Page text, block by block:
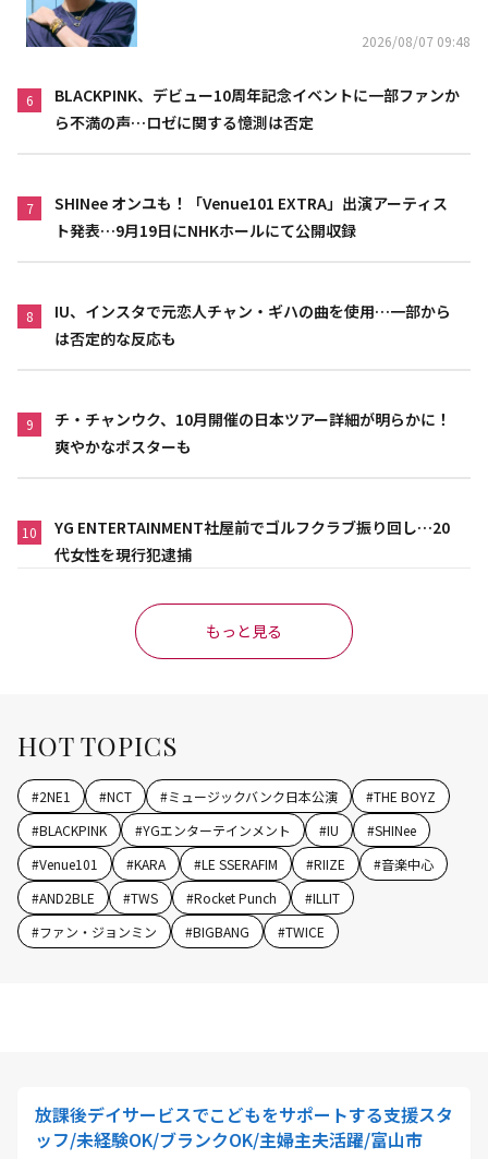
2026/08/07 09:48
6
BLACKPINK、デビュー10周年記念イベントに一部ファンか
ら不満の声…ロゼに関する憶測は否定
7
SHINee オンユも！「Venue101 EXTRA」出演アーティス
ト発表…9月19日にNHKホールにて公開収録
8
IU、インスタで元恋人チャン・ギハの曲を使用…一部から
は否定的な反応も
9
チ・チャンウク、10月開催の日本ツアー詳細が明らかに！
爽やかなポスターも
10
YG ENTERTAINMENT社屋前でゴルフクラブ振り回し…20
代女性を現行犯逮捕
もっと見る
HOT TOPICS
#2NE1 #NCT #ミュージックバンク日本公演 #THE BOYZ
#BLACKPINK #YGエンターテインメント #IU #SHINee
#Venue101 #KARA #LE SSERAFIM #RIIZE #音楽中心
#AND2BLE #TWS #Rocket Punch #ILLIT
#ファン・ジョンミン #BIGBANG #TWICE
放課後デイサービスでこどもをサポートする支援スタ
ッフ/未経験OK/ブランクOK/主婦主夫活躍/富山市